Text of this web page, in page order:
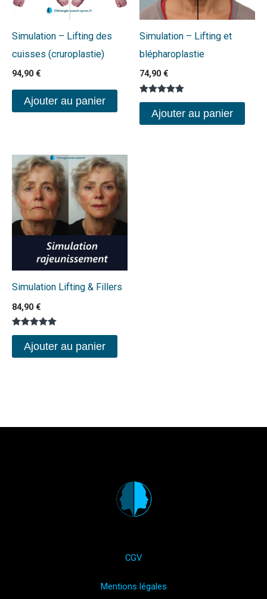
Simulation – Lifting des
cuisses (cruroplastie)
94,90 €
Ajouter au panier
Simulation – Lifting et
blépharoplastie
74,90 €
Note
5.00
sur 5
Ajouter au panier
Simulation Lifting & Fillers
84,90 €
Note
5.00
sur 5
Ajouter au panier
CGV
Mentions légales